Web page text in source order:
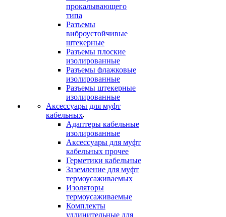
прокалывающего
типа
Разъемы
виброустойчивые
штекерные
Разъемы плоские
изолированные
Разъемы флажковые
изолированные
Разъемы штекерные
изолированные
Аксессуары для муфт
кабельных
Адаптеры кабельные
изолированные
Аксессуары для муфт
кабельных прочее
Герметики кабельные
Заземление для муфт
термоусаживаемых
Изоляторы
термоусаживаемые
Комплекты
удлинительные для